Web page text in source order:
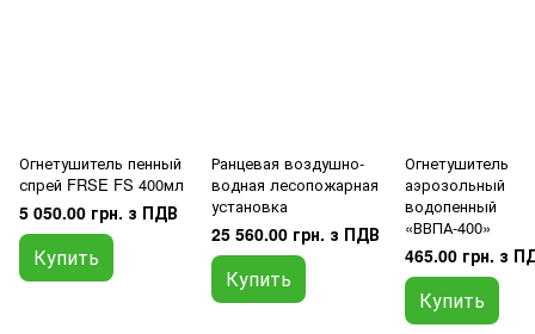
Огнетушитель пенный
спрей FRSE FS 400мл
5 050.00 грн. з ПДВ
Купить
Ранцевая воздушно-
водная лесопожарная
установка
25 560.00 грн. з ПДВ
Купить
Огнетушитель
аэрозольный
водопенный
«ВВПА-400»
465.00 грн. з
Купить